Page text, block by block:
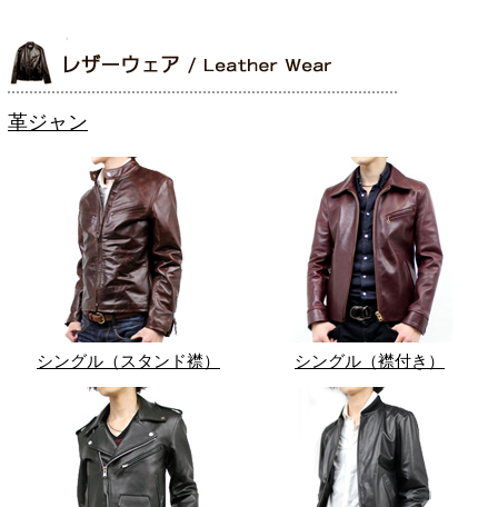
革ジャン
シングル（スタンド襟） シングル（襟付き）